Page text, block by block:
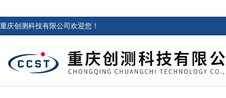
重庆创测科技有限公司欢迎您！